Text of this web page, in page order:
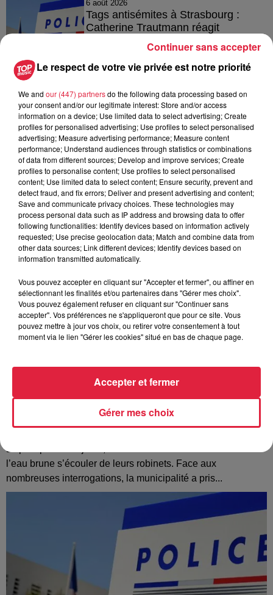
6 août 2026
Tags antisémites à Strasbourg :
Catherine Trautmann réagit
Au zoo de Mulhouse : rencontre
avec les flamants rouges
À découvrir également
Depuis plusieurs jours, des habitants de Hoerdt ont vu de
l’eau brune s’écouler de leurs robinets. Face aux
nombreuses interrogations, la municipalité a pris...
Le respect de votre vie privée est notre priorité
We and our (447) partnersdo the following data processing based on
your consent and/or our legitimate interest: Store and/or access
information on a device; Use limited data to select advertising; Create
profiles for personalised advertising; Use profiles to select personalised
advertising; Measure advertising performance; Measure content
performance; Understand audiences through statistics or combinations
of data from different sources; Develop and improve services; Create
profiles to personalise content; Use profiles to select personalised
content; Use limited data to select content; Ensure security, prevent and
detect fraud, and fix errors; Deliver and present advertising and content;
Save and communicate privacy choices. These technologies may
process personal data such as IP address and browsing data to offer
following functionalities: Identify devices based on information actively
requested; Use precise geolocation data; Match and combine data from
other data sources; Link different devices; Identify devices based on
information transmitted automatically.
Vous pouvez accepter en cliquant sur "Accepter et fermer", ou affiner en
sélectionnant les finalités et/ou partenaires dans "Gérer mes choix".
Vous pouvez également refuser en cliquant sur "Continuer sans
accepter". Vos préférences ne s'appliqueront que pour ce site. Vous
pouvez mettre à jour vos choix, ou retirer votre consentement à tout
moment via le lien "Gérer les cookies" situé en bas de chaque page.
Gérer mes choix
Accepter et fermer
Continuer sans accepter